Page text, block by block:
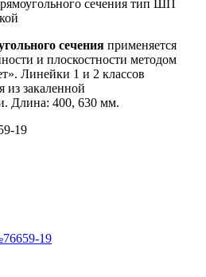
сечения применяется
и плоскостности методом
Линейки 1 и 2 классов
из закаленной
Длина: 400, 630 мм.
19
19